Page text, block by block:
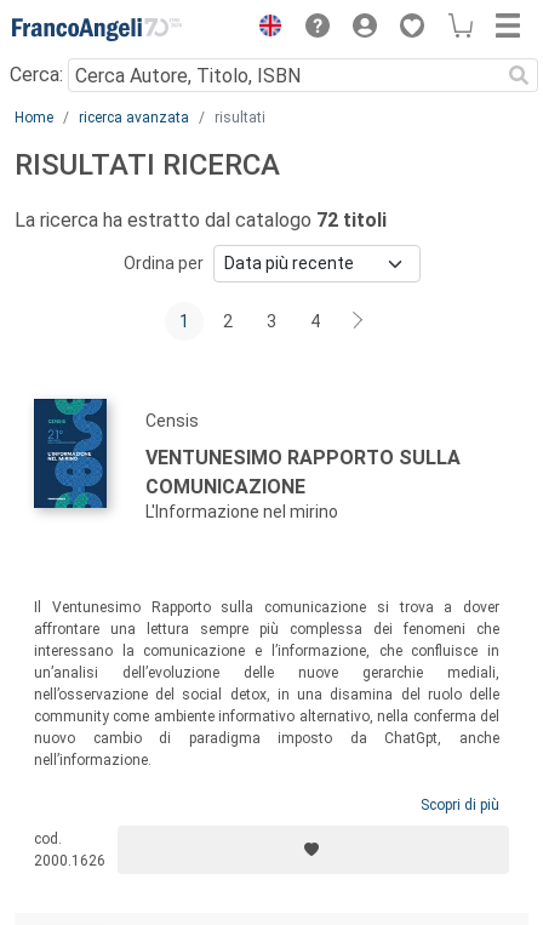
Menu
Cerca:
Main content
Home ricerca avanzata risultati
RISULTATI RICERCA
La ricerca ha estratto dal catalogo 72 titoli
Ordina per
1 2 3 4
Censis
VENTUNESIMO RAPPORTO SULLA
COMUNICAZIONE
L'Informazione nel mirino
Il Ventunesimo Rapporto sulla comunicazione si trova a dover
affrontare una lettura sempre più complessa dei fenomeni che
interessano la comunicazione e l’informazione, che confluisce in
un’analisi dell’evoluzione delle nuove gerarchie mediali,
nell’osservazione del social detox, in una disamina del ruolo delle
community come ambiente informativo alternativo, nella conferma del
nuovo cambio di paradigma imposto da ChatGpt, anche
nell’informazione.
Scopri di più
cod.
2000.1626